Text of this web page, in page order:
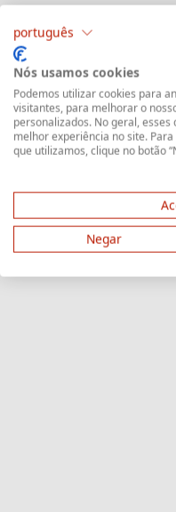
português
Nós usamos cookies
Podemos utilizar cookies para
visitantes, para melhorar o
personalizados. No geral,
melhor experiência no site.
que utilizamos, clique no botão
Negar